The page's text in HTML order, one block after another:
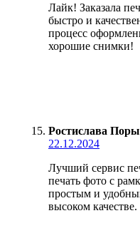
Лайк! Заказала
быстро и
процесс
хорошие снимки!
Ростислава
22.12.2024
Лучший сервис
печать фото с
простым и
высоком